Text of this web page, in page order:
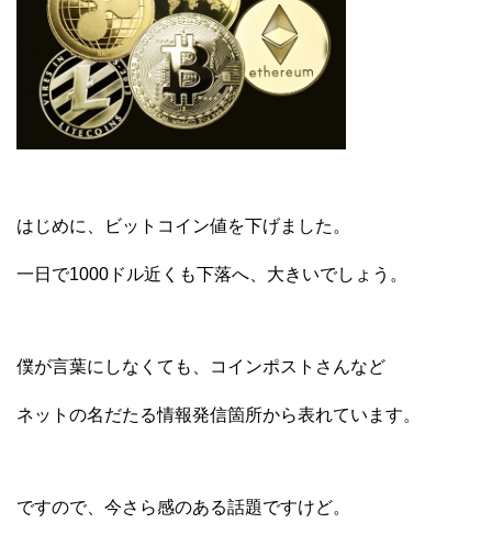
はじめに、ビットコイン値を下げました。
一日で1000ドル近くも下落へ、大きいでしょう。
僕が言葉にしなくても、コインポストさんなど
ネットの名だたる情報発信箇所から表れています。
ですので、今さら感のある話題ですけど。